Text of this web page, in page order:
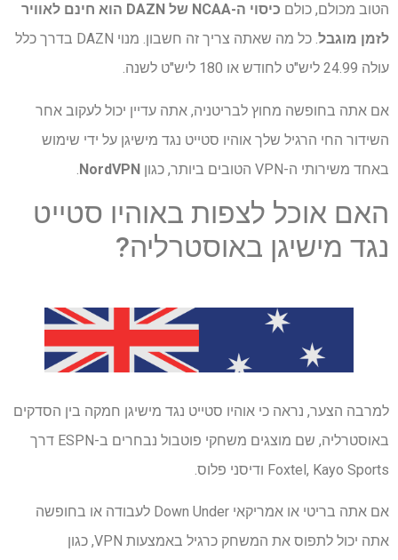
הטוב מכולם, כולם
כיסוי ה-NCAA של DAZN הוא חינם לאוויר
לזמן מוגבל
. כל מה שאתה צריך זה חשבון. מנוי DAZN בדרך כלל
עולה 24.99 ליש"ט לחודש או 180 ליש"ט לשנה.
אם אתה בחופשה מחוץ לבריטניה, אתה עדיין יכול לעקוב אחר
השידור החי הרגיל שלך אוהיו סטייט נגד מישיגן על ידי שימוש
באחד משירותי ה-VPN הטובים ביותר, כגון
NordVPN
האם אוכל לצפות באוהיו סטייט
נגד מישיגן באוסטרליה?
למרבה הצער, נראה כי אוהיו סטייט נגד מישיגן חמקה בין הסדקים
באוסטרליה, שם מוצגים משחקי פוטבול נבחרים ב-ESPN דרך
Foxtel, Kayo Sports ודיסני פלוס.
אם אתה בריטי או אמריקאי Down Under לעבודה או בחופשה
אתה יכול לתפוס את המשחק כרגיל באמצעות VPN, כגון